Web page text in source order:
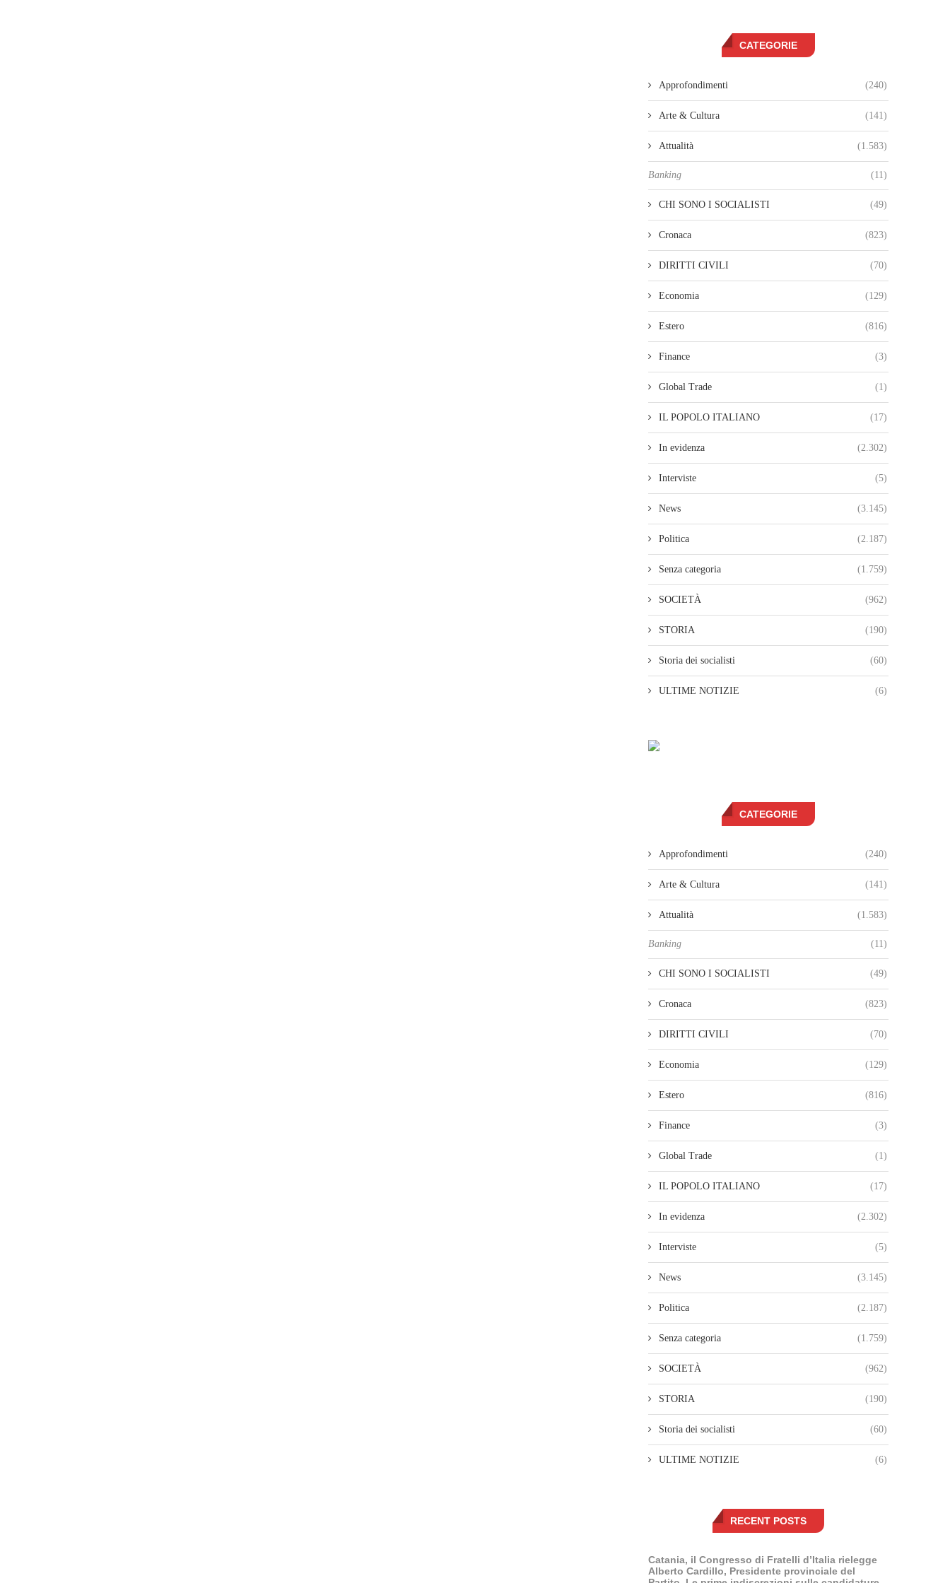
CATEGORIE
Approfondimenti (240)
Arte & Cultura (141)
Attualità (1.583)
Banking (11)
CHI SONO I SOCIALISTI (49)
Cronaca (823)
DIRITTI CIVILI (70)
Economia (129)
Estero (816)
Finance (3)
Global Trade (1)
IL POPOLO ITALIANO (17)
In evidenza (2.302)
Interviste (5)
News (3.145)
Politica (2.187)
Senza categoria (1.759)
SOCIETÀ (962)
STORIA (190)
Storia dei socialisti (60)
ULTIME NOTIZIE (6)
CATEGORIE
Approfondimenti (240)
Arte & Cultura (141)
Attualità (1.583)
Banking (11)
CHI SONO I SOCIALISTI (49)
Cronaca (823)
DIRITTI CIVILI (70)
Economia (129)
Estero (816)
Finance (3)
Global Trade (1)
IL POPOLO ITALIANO (17)
In evidenza (2.302)
Interviste (5)
News (3.145)
Politica (2.187)
Senza categoria (1.759)
SOCIETÀ (962)
STORIA (190)
Storia dei socialisti (60)
ULTIME NOTIZIE (6)
RECENT POSTS
Catania, il Congresso di Fratelli d’Italia rielegge
Alberto Cardillo, Presidente provinciale del